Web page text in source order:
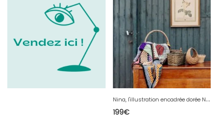
N
ina, l'illustration encadrée dorée N°301
199€